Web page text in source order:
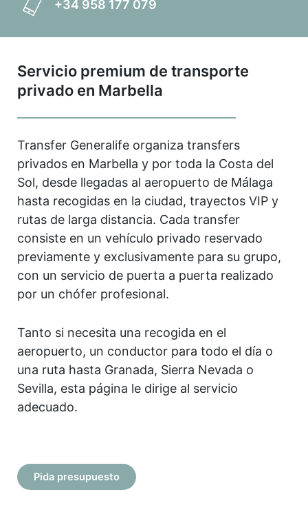
+34 958 177 079
Servicio premium de transporte
privado en Marbella
Transfer Generalife organiza transfers
privados en Marbella y por toda la Costa del
Sol, desde llegadas al aeropuerto de Málaga
hasta recogidas en la ciudad, trayectos VIP y
rutas de larga distancia. Cada transfer
consiste en un vehículo privado reservado
previamente y exclusivamente para su grupo,
con un servicio de puerta a puerta realizado
por un chófer profesional.
Tanto si necesita una recogida en el
aeropuerto, un conductor para todo el día o
una ruta hasta Granada, Sierra Nevada o
Sevilla, esta página le dirige al servicio
adecuado.
Pida presupuesto